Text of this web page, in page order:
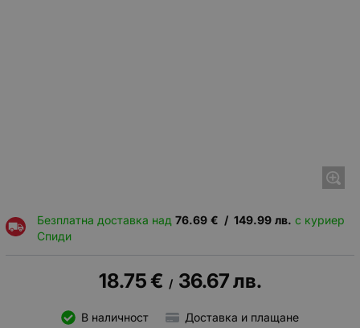
Безплатна доставка над 76.69 € / 149.99 лв. с куриер
Спиди
18.75€ / 36.67лв.
В наличност Доставка и плащане